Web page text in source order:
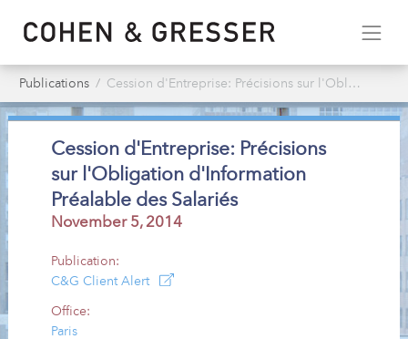
Publications Cession d'Entreprise: Précisions sur l'Obligation d'Information Préalable des Salariés
Cession d'Entreprise: Précisions
sur l'Obligation d'Information
Préalable des Salariés
November 5, 2014
Publication:
C&G Client Alert
Office:
Paris